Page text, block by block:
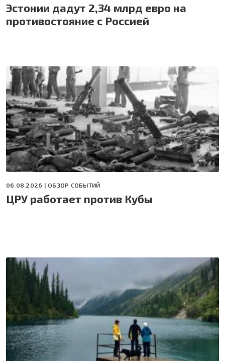
Эстонии дадут 2,34 млрд евро на
противостояние с Россией
06.08.2026 | ОБЗОР СОБЫТИЙ
ЦРУ работает против Кубы